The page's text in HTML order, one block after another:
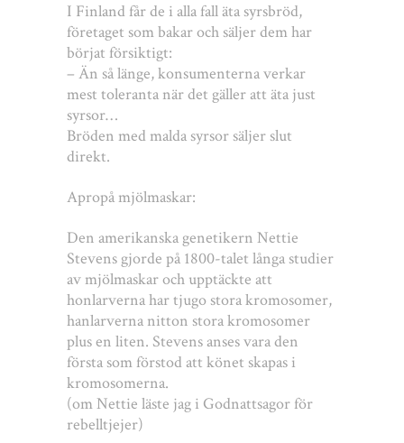
I Finland får de i alla fall äta syrsbröd,
företaget som bakar och säljer dem har
börjat försiktigt:
– Än så länge, konsumenterna verkar
mest toleranta när det gäller att äta just
syrsor…
Bröden med malda syrsor säljer slut
direkt.
Apropå mjölmaskar:
Den amerikanska genetikern Nettie
Stevens gjorde på 1800-talet långa studier
av mjölmaskar och upptäckte att
honlarverna har tjugo stora kromosomer,
hanlarverna nitton stora kromosomer
plus en liten. Stevens anses vara den
första som förstod att könet skapas i
kromosomerna.
(om Nettie läste jag i Godnattsagor för
rebelltjejer)